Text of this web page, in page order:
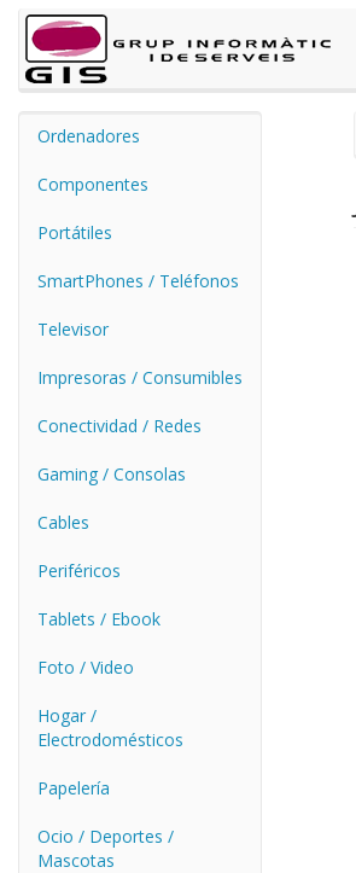
Ordenadores
Componentes
Portátiles
SmartPhones / Teléfonos
Televisor
Impresoras / Consumibles
Conectividad / Redes
Gaming / Consolas
Cables
Periféricos
Tablets / Ebook
Foto / Video
Hogar /
Electrodomésticos
Papelería
Ocio / Deportes /
Mascotas